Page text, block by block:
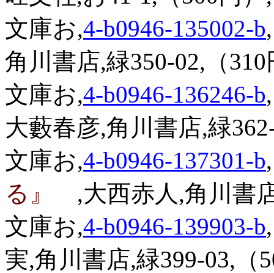
文庫お,4-b0946-135002-b,
角川書店,緑350-02,（310
文庫お,4-b0946-136246-b,
大藪春彦,角川書店,緑
文庫お,4-b0946-137301-b,
る』 ,大西赤人,角川書
文庫お,4-b0946-139903-b,
実,角川書店,緑399-03,（